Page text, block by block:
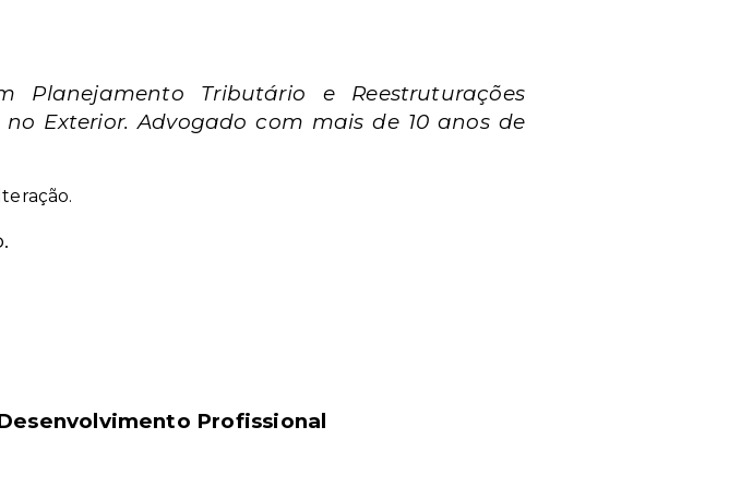
Planejamento Tributário e Reestruturações
Exterior. Advogado com mais de 10 anos de
Profissional